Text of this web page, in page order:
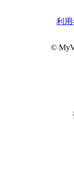
利用
©